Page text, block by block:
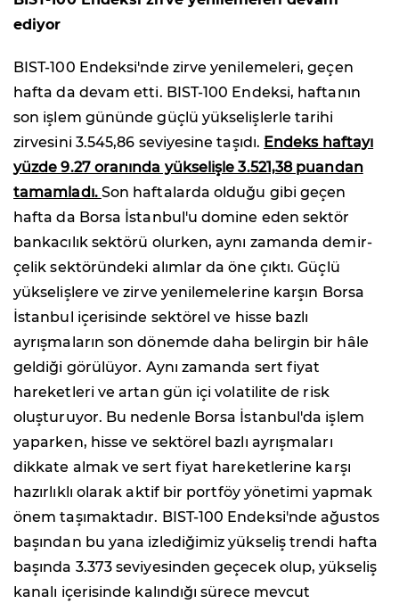
ediyor
BIST-100 Endeksi'nde zirve yenilemeleri, geçen
hafta da devam etti. BIST-100 Endeksi, haftanın
son işlem gününde güçlü yükselişlerle tarihi
zirvesini 3.545,86 seviyesine taşıdı. Endeks haftayı
yüzde 9.27 oranında yükselişle 3.521,38 puandan
tamamladı. Son haftalarda olduğu gibi geçen
hafta da Borsa İstanbul'u domine eden sektör
bankacılık sektörü olurken, aynı zamanda demir-
çelik sektöründeki alımlar da öne çıktı. Güçlü
yükselişlere ve zirve yenilemelerine karşın Borsa
İstanbul içerisinde sektörel ve hisse bazlı
ayrışmaların son dönemde daha belirgin bir hâle
geldiği görülüyor. Aynı zamanda sert fiyat
hareketleri ve artan gün içi volatilite de risk
oluşturuyor. Bu nedenle Borsa İstanbul'da işlem
yaparken, hisse ve sektörel bazlı ayrışmaları
dikkate almak ve sert fiyat hareketlerine karşı
hazırlıklı olarak aktif bir portföy yönetimi yapmak
önem taşımaktadır. BIST-100 Endeksi'nde ağustos
başından bu yana izlediğimiz yükseliş trendi hafta
başında 3.373 seviyesinden geçecek olup, yükseliş
kanalı içerisinde kalındığı sürece mevcut